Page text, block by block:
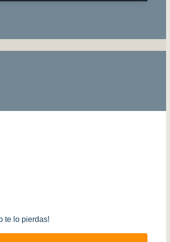
te lo pierdas!